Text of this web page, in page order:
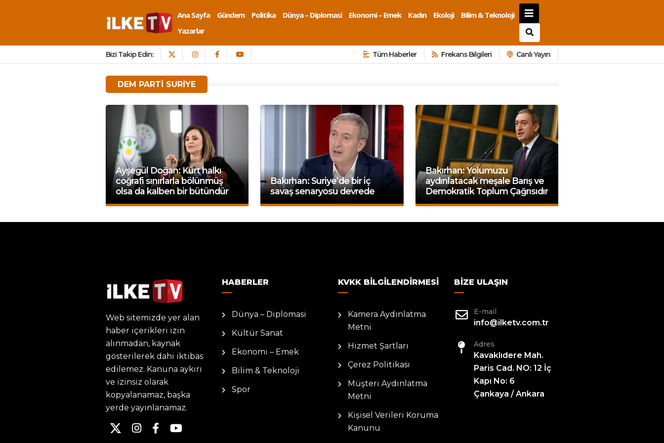
Ana Sayfa Gündem Politika Dünya – Diplomasi Ekonomi – Emek Kadın Ekoloji
Bilim & Teknoloji
Yazarlar
Bizi Takip Edin: Tüm Haberler Frekans Bilgileri Canlı Yayın
DEM PARTI SURIYE
Ayşegül Doğan: Kürt halkı
coğrafi sınırlarla bölünmüş
olsa da kalben bir bütündür
Bakırhan: Suriye’de bir iç
savaş senaryosu devrede
Bakırhan: Yolumuzu
aydınlatacak meşale Barış ve
Demokratik Toplum Çağrısıdır
Web sitemizde yer alan
haber içerikleri izin
alınmadan, kaynak
gösterilerek dahi iktibas
edilemez. Kanuna aykırı
ve izinsiz olarak
kopyalanamaz, başka
yerde yayınlanamaz.
HABERLER
Dünya – Diplomasi
Kültür Sanat
Ekonomi – Emek
Bilim & Teknoloji
Spor
KVKK BILGILENDIRMESI
Kamera Aydınlatma
Metni
Hizmet Şartları
Çerez Politikası
Müşteri Aydınlatma
Metni
Kişisel Verileri Koruma
Kanunu
BIZE ULAŞIN
E-mail
info@ilketv.com.tr
Adres
Kavaklıdere Mah.
Paris Cad. NO: 12 İç
Kapı No: 6
Çankaya / Ankara